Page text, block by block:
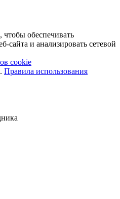
обеспечивать
сайта и анализировать сетевой
cookie
Правила использования